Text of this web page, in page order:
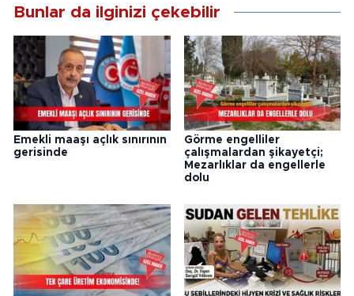
Bunlar da ilginizi çekebilir
Emekli maaşı açlık sınırının
gerisinde
Görme engelliler
çalışmalardan şikayetçi;
Mezarlıklar da engellerle
dolu